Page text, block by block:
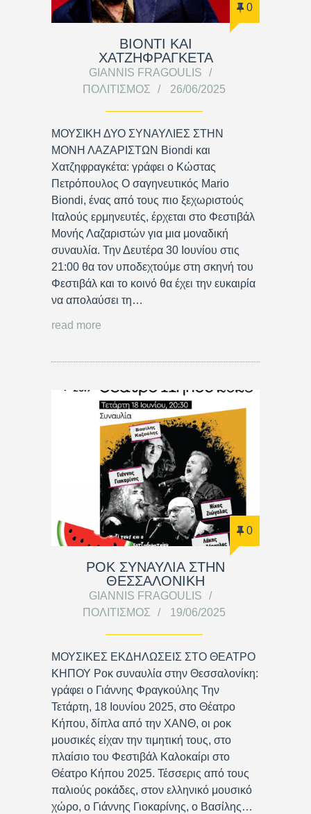
0
BIONTI ΚΑΙ
ΧΑΤΖΗΦΡΑΓΚΕΤΑ
GIANNIS FRAGOULIS
ΠΟΛΙΤΙΣΜΌΣ
26/06/2025
ΜΟΥΣΙΚΗ ΔΥΟ ΣΥΝΑΥΛΙΕΣ ΣΤΗΝ
ΜΟΝΗ ΛΑΖΑΡΙΣΤΩΝ Biondi και
Χατζηφραγκέτα: γράφει ο Κώστας
Πετρόπουλος Ο σαγηνευτικός Mario
Biondi, ένας από τους πιο ξεχωριστούς
Ιταλούς ερμηνευτές, έρχεται στο Φεστιβάλ
Μονής Λαζαριστών για μια μοναδική
συναυλία. Την Δευτέρα 30 Ιουνίου στις
21:00 θα τον υποδεχτούμε στη σκηνή του
Φεστιβάλ και το κοινό θα έχει την ευκαιρία
να απολαύσει τη…
read more
0
ΡΟΚ ΣΥΝΑΥΛΙΑ ΣΤΗΝ
ΘΕΣΣΑΛΟΝΙΚΗ
GIANNIS FRAGOULIS
ΠΟΛΙΤΙΣΜΌΣ
19/06/2025
ΜΟΥΣΙΚΕΣ ΕΚΔΗΛΩΣΕΙΣ ΣΤΟ ΘΕΑΤΡΟ
ΚΗΠΟΥ Ροκ συναυλία στην Θεσσαλονίκη:
γράφει ο Γιάννης Φραγκούλης Την
Τετάρτη, 18 Ιουνίου 2025, στο Θέατρο
Κήπου, δίπλα από την ΧΑΝΘ, οι ροκ
μουσικές είχαν την τιμητική τους, στο
πλαίσιο του Φεστιβάλ Καλοκαίρι στο
Θέατρο Κήπου 2025. Τέσσερις από τους
παλιούς ροκάδες, στον ελληνικό μουσικό
χώρο, ο Γιάννης Γιοκαρίνης, ο Βασίλης…